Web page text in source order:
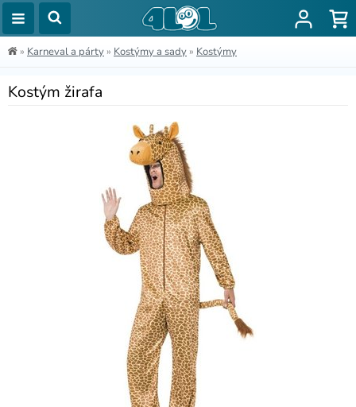
» Karneval a párty » Kostýmy a sady » Kostýmy
Kostým žirafa